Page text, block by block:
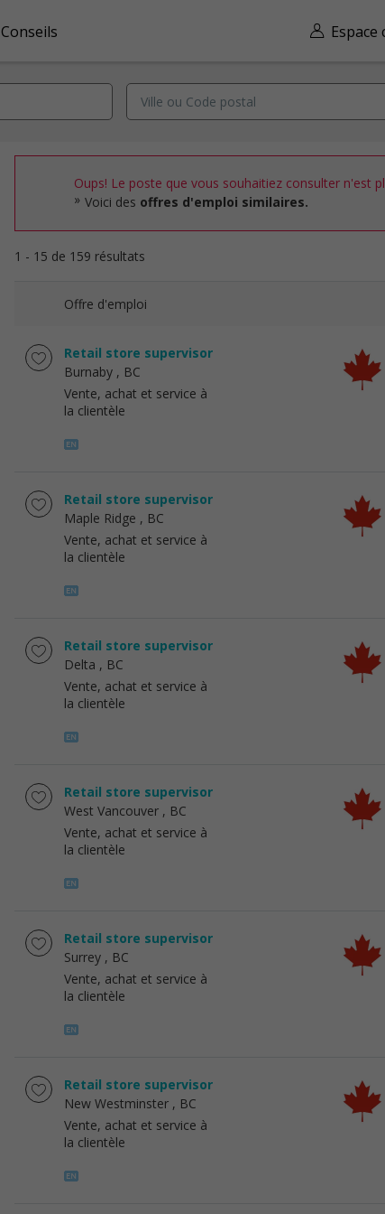
Espace
Conseils
Oups! Le poste que vous souhaitiez consulter n'est
Voici des offres d'emploi similaires.
1 - 15 de 159 résultats
Offre d'emploi
Retail store supervisor
Burnaby , BC
Vente, achat et service à
la clientèle
Retail store supervisor
Maple Ridge , BC
Vente, achat et service à
la clientèle
Retail store supervisor
Delta , BC
Vente, achat et service à
la clientèle
Retail store supervisor
West Vancouver , BC
Vente, achat et service à
la clientèle
Retail store supervisor
Surrey , BC
Vente, achat et service à
la clientèle
Retail store supervisor
New Westminster , BC
Vente, achat et service à
la clientèle